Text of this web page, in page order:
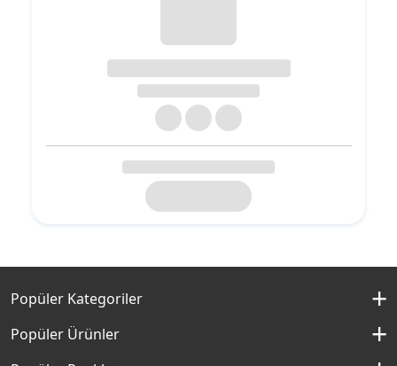
Popüler Kategoriler
İç Cephe Boyaları
Popüler Ürünler
Momento Silan